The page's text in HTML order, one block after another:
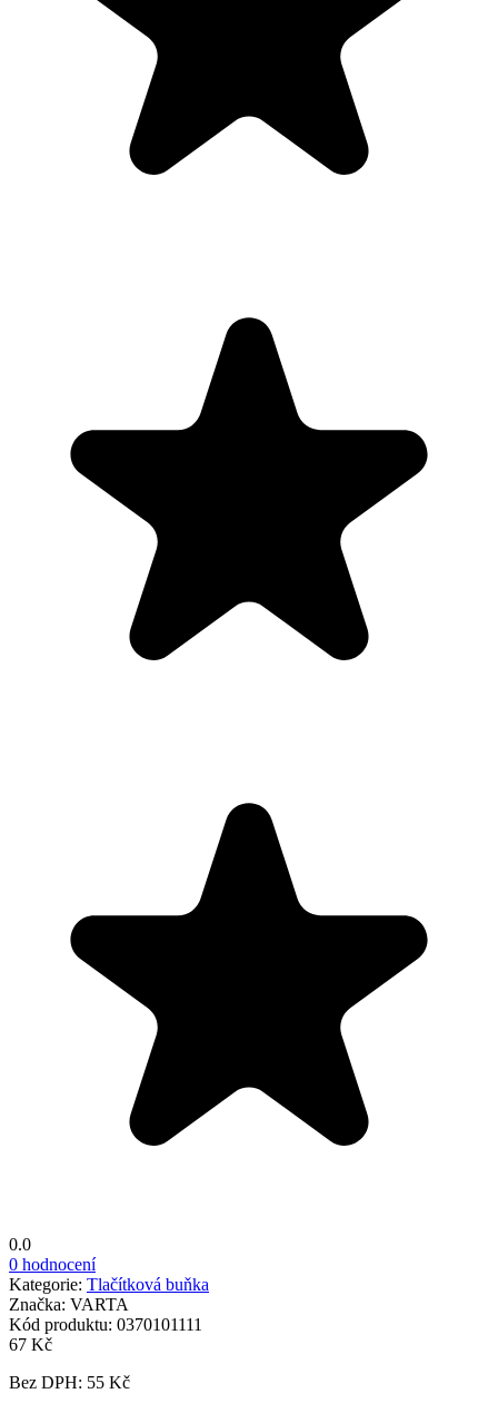
0.0
0 hodnocení
Kategorie: Tlačítková buňka
Značka: VARTA
Kód produktu: 0370101111
67 Kč
Bez DPH: 55 Kč